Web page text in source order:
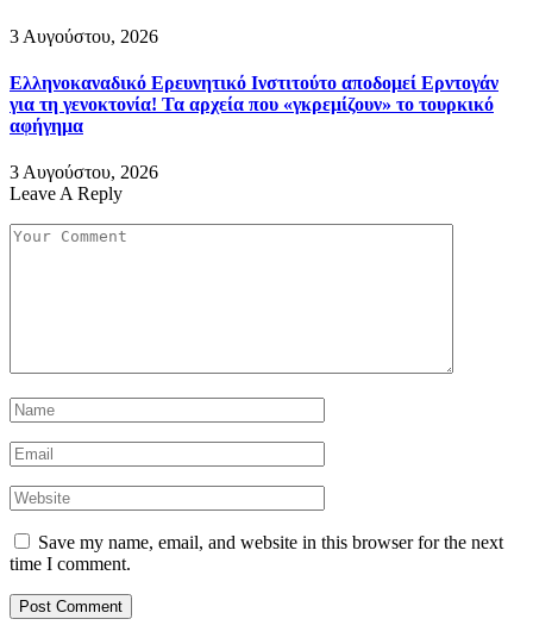
3 Αυγούστου, 2026
Ελληνοκαναδικό Ερευνητικό Ινστιτούτο αποδομεί Ερντογάν
για τη γενοκτονία! Τα αρχεία που «γκρεμίζουν» το τουρκικό
αφήγημα
3 Αυγούστου, 2026
Leave A Reply
Save my name, email, and website in this browser for the next
time I comment.